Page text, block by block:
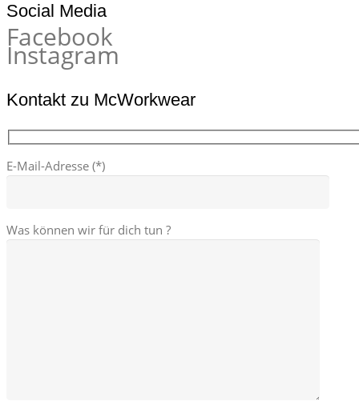
Social Media
Facebook
Instagram
Kontakt zu McWorkwear
E-Mail-Adresse (*)
Was können wir für dich tun ?